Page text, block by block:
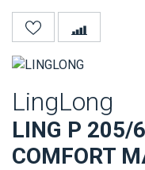
LingLong
LING P 205/
COMFORT